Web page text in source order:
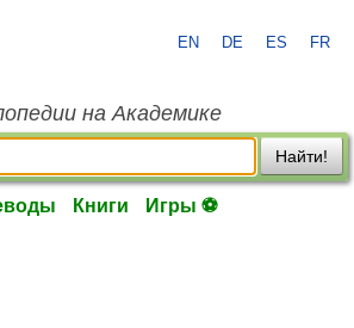
EN DE ES FR
на Академике
Найти!
Книги Игры ⚽